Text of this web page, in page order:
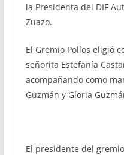
la Presidenta del DIF
Zuazo.
El Gremio Pollos eligió
señorita Estefanía
acompañando como
Guzmán y Gloria
El presidente del